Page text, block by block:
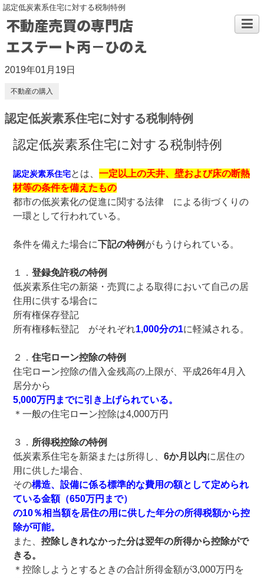
認定低炭素系住宅に対する税制特例
不動産売買の専門店
エステート丙－ひのえ
2019年01月19日
不動産の購入
認定低炭素系住宅に対する税制特例
認定低炭素系住宅に対する税制特例
認定炭素系住宅とは、一定以上の天井、壁および床の断熱
材等の条件を備えたもの
都市の低炭素化の促進に関する法律 による街づくりの
一環として行われている。
条件を備えた場合に下記の特例 がもうけられている。
１．登録免許税の特例
低炭素系住宅の新築・売買による取得において自己の居
住用に供する場合に
所有権保存登記
所有権移転登記 がそれぞれ1,000分の1に軽減される。
２．住宅ローン控除の特例
住宅ローン控除の借入金残高の上限が、平成26年4月入
居分から
5,000万円までに引き上げられている。
＊一般の住宅ローン控除は4,000万円
３． 所得税控除の特例
低炭素系住宅を新築または所得し、6か月以内に居住の
用に供した場合、
その構造、設備に係る標準的な費用の額として定められ
ている金額（650万円まで）
の10％相当額を居住の用に供した年分の所得税額から控
除が可能。
また、控除しきれなかった分は翌年の所得から控除がで
きる。
＊控除しようとするときの合計所得金額が3,000万円を